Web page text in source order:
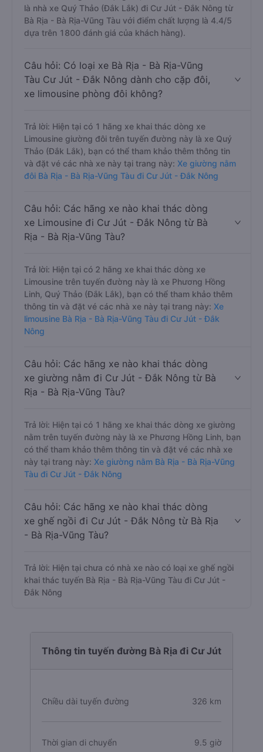
là nhà xe Quý Thảo (Đắk Lắk) đi Cư Jút - Đắk Nông từ
Bà Rịa - Bà Rịa-Vũng Tàu với điểm chất lượng là 4.4/5
dựa trên 1800 đánh giá của khách hàng).
Câu hỏi: Có loại xe Bà Rịa - Bà Rịa-Vũng
Tàu Cư Jút - Đắk Nông dành cho cặp đôi,
xe limousine phòng đôi không?
Trả lời: Hiện tại có 1 hãng xe khai thác dòng xe
Limousine giường đôi trên tuyến đường này là xe Quý
Thảo (Đắk Lắk), bạn có thể tham khảo thêm thông tin
và đặt vé các nhà xe này tại trang này: Xe giường nằm
đôi Bà Rịa - Bà Rịa-Vũng Tàu đi Cư Jút - Đắk Nông
Câu hỏi: Các hãng xe nào khai thác dòng
xe Limousine đi Cư Jút - Đắk Nông từ Bà
Rịa - Bà Rịa-Vũng Tàu?
Trả lời: Hiện tại có 2 hãng xe khai thác dòng xe
Limousine trên tuyến đường này là xe Phương Hồng
Linh, Quý Thảo (Đắk Lắk), bạn có thể tham khảo thêm
thông tin và đặt vé các nhà xe này tại trang này: Xe
limousine Bà Rịa - Bà Rịa-Vũng Tàu đi Cư Jút - Đắk
Nông
Câu hỏi: Các hãng xe nào khai thác dòng
xe giường nằm đi Cư Jút - Đắk Nông từ Bà
Rịa - Bà Rịa-Vũng Tàu?
Trả lời: Hiện tại có 1 hãng xe khai thác dòng xe giường
nằm trên tuyến đường này là xe Phương Hồng Linh, bạn
có thể tham khảo thêm thông tin và đặt vé các nhà xe
này tại trang này: Xe giường nằm Bà Rịa - Bà Rịa-Vũng
Tàu đi Cư Jút - Đắk Nông
Câu hỏi: Các hãng xe nào khai thác dòng
xe ghế ngồi đi Cư Jút - Đắk Nông từ Bà Rịa
- Bà Rịa-Vũng Tàu?
Trả lời: Hiện tại chưa có nhà xe nào có loại xe ghế ngồi
khai thác tuyến Bà Rịa - Bà Rịa-Vũng Tàu đi Cư Jút -
Đắk Nông
Thông tin tuyến đường Bà Rịa đi Cư Jút
Chiều dài tuyến đường 326 km
Thời gian di chuyển 9.5 giờ